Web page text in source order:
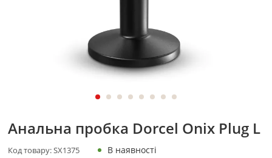
Анальна пробка Dorcel Onix Plug L
Код товару:SX1375 В наявності